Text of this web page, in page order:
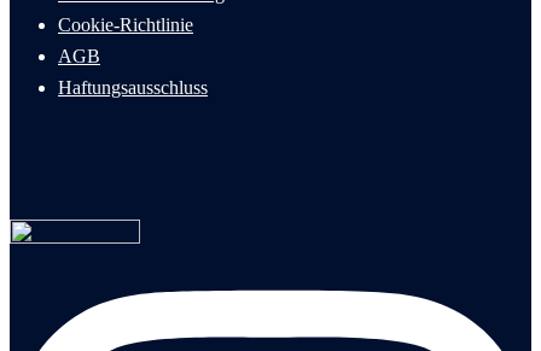
Cookie-Richtlinie
AGB
Haftungsausschluss